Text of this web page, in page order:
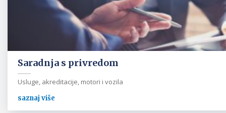
Saradnja s privredom
Usluge, akreditacije, motori i vozila
saznaj više